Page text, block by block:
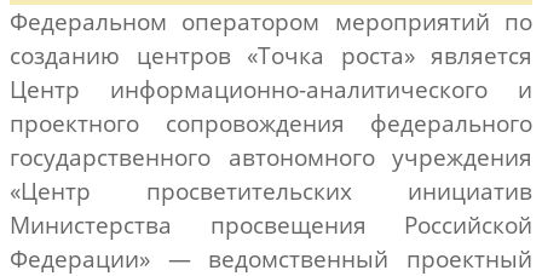
Федеральном оператором мероприятий по
созданию центров «Точка роста» является
Центр информационно-аналитического и
проектного сопровождения федерального
государственного автономного учреждения
«Центр просветительских инициатив
Министерства просвещения Российской
Федерации» — ведомственный проектный